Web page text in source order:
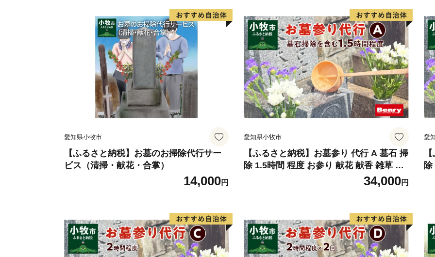
愛知県小牧市
【ふるさと納税】お墓のお掃除代行サー
ビス（清掃・献花・合掌）
14,000円
愛知県小牧市
【ふるさと納税】お墓参り 代行 A 墓石 掃
除 1.5時間 程度 お参り 献花 献香 雑草 除
去 処分 草抜き 清掃 お手入れ 水洗い 水拭
き 汚れ落とし 代行サービス 和形墓石 洋
34,000円
愛